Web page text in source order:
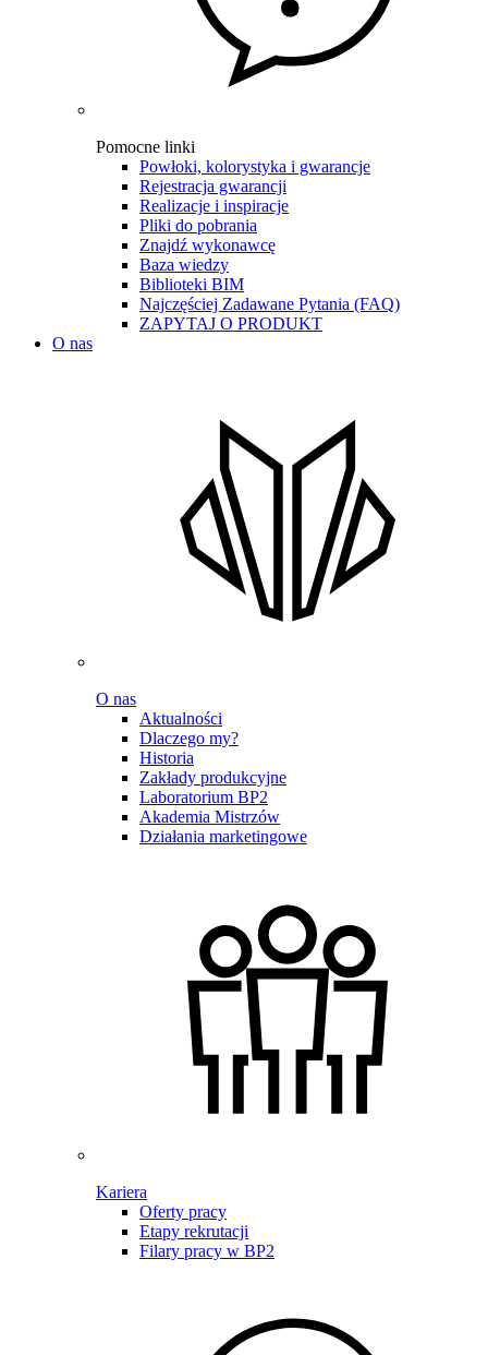
Pomocne linki
Powłoki, kolorystyka i gwarancje
Rejestracja gwarancji
Realizacje i inspiracje
Pliki do pobrania
Znajdź wykonawcę
Baza wiedzy
Biblioteki BIM
Najczęściej Zadawane Pytania (FAQ)
ZAPYTAJ O PRODUKT
O nas
O nas
Aktualności
Dlaczego my?
Historia
Zakłady produkcyjne
Laboratorium BP2
Akademia Mistrzów
Działania marketingowe
Kariera
Oferty pracy
Etapy rekrutacji
Filary pracy w BP2